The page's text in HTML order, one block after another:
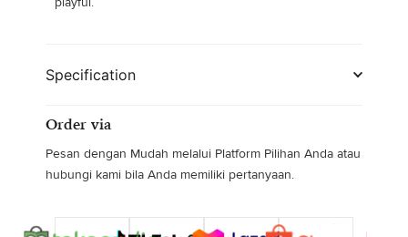
Specification
Order via
Pesan dengan Mudah melalui Platform Pilihan Anda atau
hubungi kami bila Anda memiliki pertanyaan.